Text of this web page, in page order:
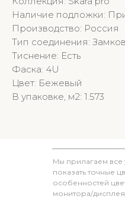
Наличие подложки:
Производство: Россия
Тип соединения:
Тиснение: Есть
Фаска: 4U
Цвет: Бежевый
В упаковке, м2: 1.573
Мы прилагаем все
показать точные
особенностей
монитора/